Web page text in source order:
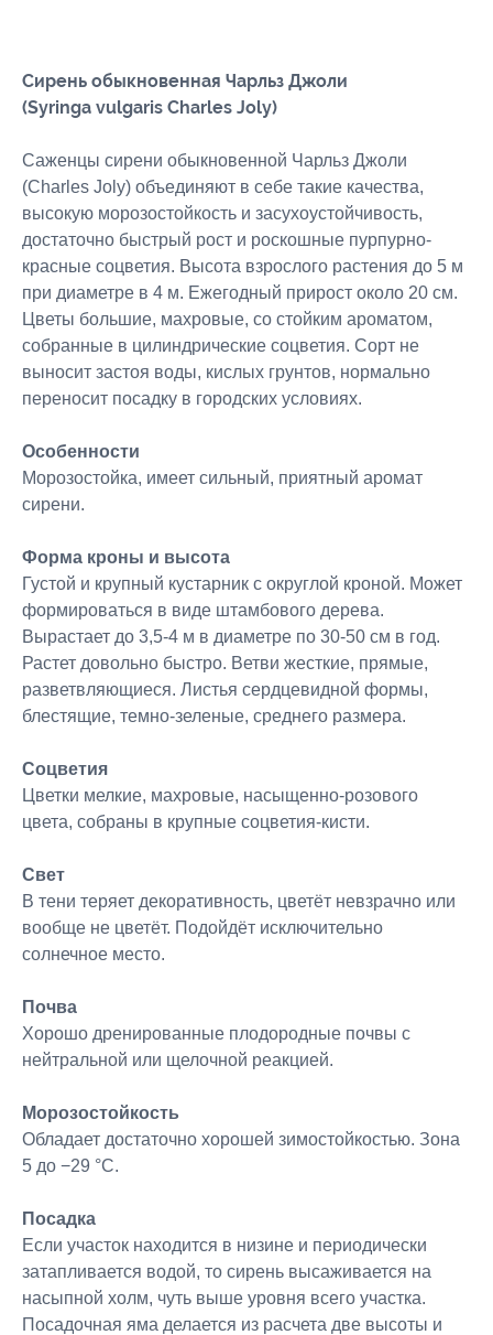
Сирень обыкновенная Чарльз Джоли
(Syringa vulgaris Charles Joly)
Саженцы сирени обыкновенной Чарльз Джоли
(Charles Joly) объединяют в себе такие качества,
высокую морозостойкость и засухоустойчивость,
достаточно быстрый рост и роскошные пурпурно-
красные соцветия. Высота взрослого растения до 5 м
при диаметре в 4 м. Ежегодный прирост около 20 см.
Цветы большие, махровые, со стойким ароматом,
собранные в цилиндрические соцветия. Сорт не
выносит застоя воды, кислых грунтов, нормально
переносит посадку в городских условиях.
Особенности
Морозостойка, имеет сильный, приятный аромат
сирени.
Форма кроны и высота
Густой и крупный кустарник с округлой кроной. Может
формироваться в виде штамбового дерева.
Вырастает до 3,5-4 м в диаметре по 30-50 см в год.
Растет довольно быстро. Ветви жесткие, прямые,
разветвляющиеся. Листья сердцевидной формы,
блестящие, темно-зеленые, среднего размера.
Соцветия
Цветки мелкие, махровые, насыщенно-розового
цвета, собраны в крупные соцветия-кисти.
Свет
В тени теряет декоративность, цветёт невзрачно или
вообще не цветёт. Подойдёт исключительно
солнечное место.
Почва
Хорошо дренированные плодородные почвы с
нейтральной или щелочной реакцией.
Морозостойкость
Обладает достаточно хорошей зимостойкостью. Зона
5 до −29 °C.
Посадка
Если участок находится в низине и периодически
затапливается водой, то сирень высаживается на
насыпной холм, чуть выше уровня всего участка.
Посадочная яма делается из расчета две высоты и